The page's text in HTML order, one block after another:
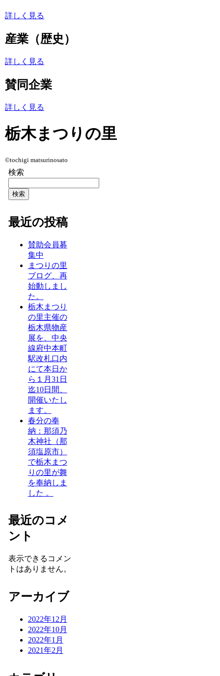
詳しく見る
産業（歴史）
詳しく見る
賛同企業
詳しく見る
栃木まつりの里
©tochigi matsurinosato
検索
検索
最近の投稿
賛助会員募
集中
まつりの里
ブログ、再
始動しまし
た。
栃木まつり
の里主催の
栃木県物産
展を、中央
線府中本町
駅改札口内
にて本日か
ら１月31日
迄10日間、
開催いたし
ます。
春分の奉
納：那須乃
木神社（那
須塩原市）
で栃木まつ
りの里が舞
を奉納しま
した 。
最近のコメ
ント
表示できるコメン
トはありません。
アーカイブ
2022年12月
2022年10月
2022年1月
2021年2月